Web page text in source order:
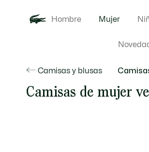
Hombre Mujer
Camisas y blusas
Camisas de mujer